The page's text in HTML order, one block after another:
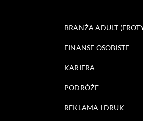
BRANŻA ADULT
FINANSE OSOBISTE
KARIERA
PODRÓŻE
REKLAMA I DRUK